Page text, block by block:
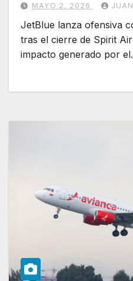
MAYO 2, 2026
JetBlue lanza ofensiva
tras el cierre de Spirit
impacto generado por